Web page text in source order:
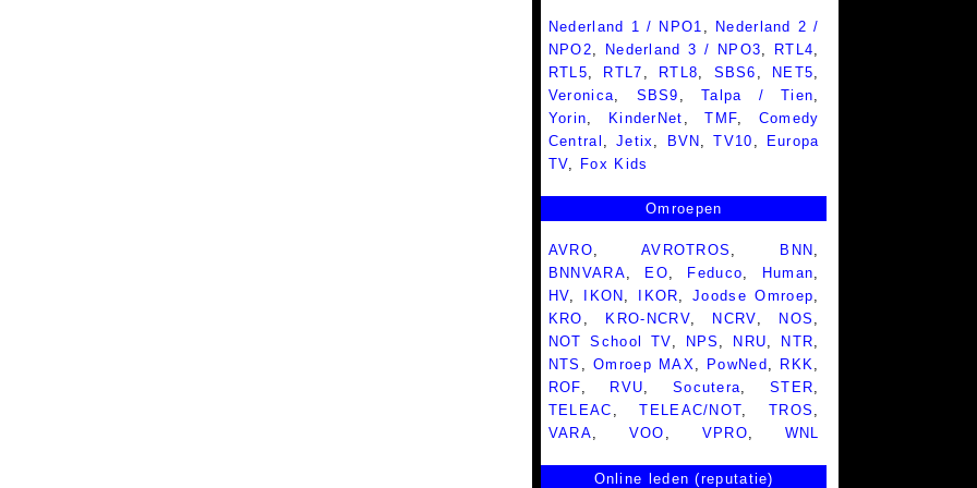
Nederland 1 / NPO1
Nederland 2 /
NPO2
Nederland 3 / NPO3 RTL4
RTL5
RTL7 RTL8 SBS6 NET5
Veronica
SBS9 ,Talpa / Tien
Yorin
KinderNet ,TMF
Comedy
Central
Jetix BVN ,TV10
Europa
TV
Fox Kids
Omroepen
AVRO, AVROTROS , BNN ,
BNNVARA, EO, Feduco, Human,
HV, IKON , IKOR,Joodse Omroep,
KRO , KRO-NCRV, NCRV, NOS ,
NOT School TV, NPS , NRU, NTR,
NTS ,Omroep MAX, PowNed , RKK,
ROF, RVU, Socutera,STER,
TELEAC ,TELEAC/NOT,TROS ,
VARA, VOO , VPRO, WNL
Online leden (reputatie)